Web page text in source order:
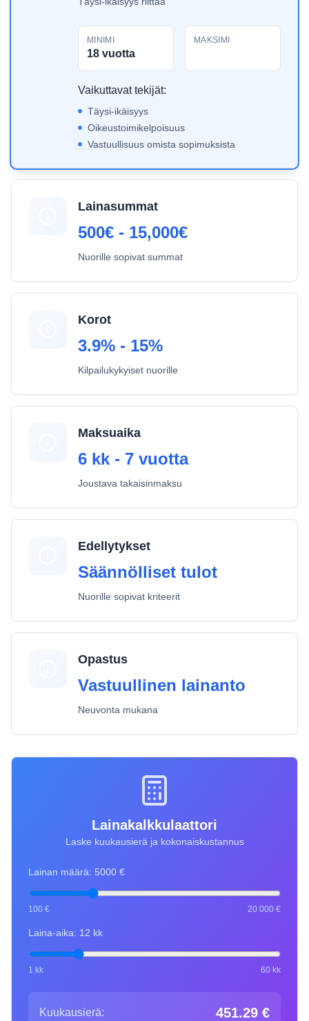
MINIMI
18 vuotta
MAKSIMI
Vaikuttavat tekijät:
Täysi-ikäisyys
Oikeustoimikelpoisuus
Vastuullisuus omista sopimuksista
Lainasummat
500€ - 15,000€
Nuorille sopivat summat
Korot
3.9% - 15%
Kilpailukykyiset nuorille
Maksuaika
6 kk - 7 vuotta
Joustava takaisinmaksu
Edellytykset
Säännölliset tulot
Nuorille sopivat kriteerit
Opastus
Vastuullinen lainanto
Neuvonta mukana
Lainakalkkulaattori
Laske kuukausierä ja kokonaiskustannus
Lainan määrä: 5000 €
100 € 20 000 €
Laina-aika: 12 kk
1 kk 60 kk
Kuukausierä: 451.29 €